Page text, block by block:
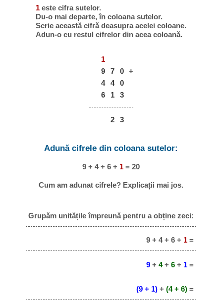
1 este cifra sutelor.
Du-o mai departe, în coloana sutelor.
Scrie această cifră deasupra acelei coloane.
Adun-o cu restul cifrelor din acea coloană.
1
9
7 0
+
4
4
0
6
1 3
2 3
Adună cifrele din coloana sutelor:
9 + 4 + 6 + 1 = 20
Cum am adunat cifrele? Explicații mai jos.
Grupăm unitățile împreună pentru a obține zeci:
9 + 4 + 6 + 1 =
9 + 4+ 6 + 1 =
(9 + 1) + (4 + 6) =